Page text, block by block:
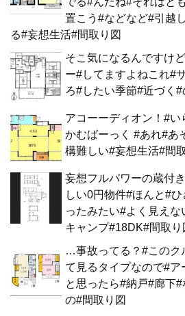
置こう#などなど#引越
る#妄想生活#間取り図
そこ気になるんですけ
ー#してますよねこれ#
ろ#したい季節#近づく
アコーーディオン！#
かむばーっく #あれ#あ
構難しい#妄想生活#間
妄想フルパワーの蔵付
しい0円物件#ほんと#
ったみたい#よく見えな
キャンプ#18DK#間取り
…事故ってる？#このク
て見るタイプなので#
と思ったら#納戸#廊下
の#間取り図